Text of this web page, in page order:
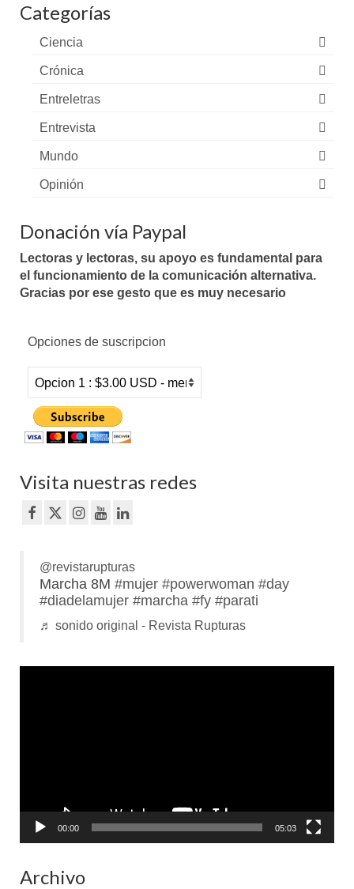
Categorías
Ciencia
Crónica
Entreletras
Entrevista
Mundo
Opinión
Donación vía Paypal
Lectoras y lectoras, su apoyo es fundamental para
el funcionamiento de la comunicación alternativa.
Gracias por ese gesto que es muy necesario
Opciones de suscripcion
Visita nuestras redes
@revistarupturas
Marcha 8M #mujer #powerwoman #day
#diadelamujer #marcha #fy #parati
♬ sonido original - Revista Rupturas
00:00 05:03
Archivo